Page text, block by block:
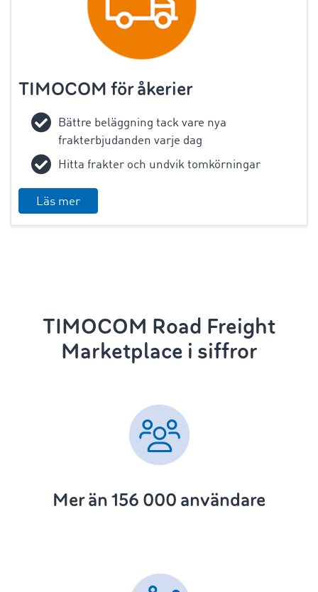
TIMOCOM för åkerier
Bättre beläggning tack vare nya
frakterbjudanden varje dag
Hitta frakter och undvik tomkörningar
Läs mer
TIMOCOM Road Freight
Marketplace i siffror
Mer än 156 000 användare